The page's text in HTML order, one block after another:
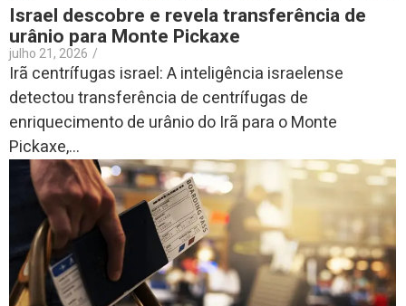
Israel descobre e revela transferência de
urânio para Monte Pickaxe
julho 21, 2026 /
Irã centrífugas israel: A inteligência israelense
detectou transferência de centrífugas de
enriquecimento de urânio do Irã para o Monte
Pickaxe,...